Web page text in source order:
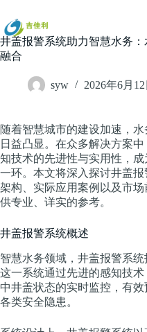
过
内
容
井盖报警系统助力智慧水务
融合
syw 2026年6月12
随着智慧城市的建设加速，
日益凸显。在众多解决方案
知技术的先进性与实用性，
一环。本文将深入探讨井盖
架构、实际应用案例以及市
供专业、详实的参考。
井盖报警系统概述
智慧水务领域，井盖报警系统
这一系统通过先进的感知技
中井盖状态的实时监控，有
各类安全隐患。